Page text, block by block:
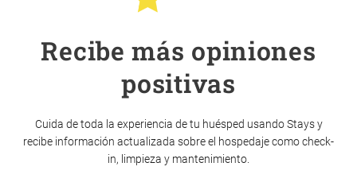
Recibe más opiniones
positivas
Cuida de toda la experiencia de tu huésped usando Stays y
recibe información actualizada sobre el hospedaje como check-
in, limpieza y mantenimiento.